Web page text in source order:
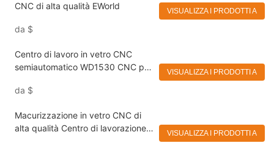
CNC di alta qualità EWorld
da $
VISUALIZZA I PRODOTTI A
Centro di lavoro in vetro CNC
semiautomatico WD1530 CNC per
da $
VISUALIZZA I PRODOTTI A
Macurizzazione in vetro CNC di
alta qualità Centro di lavorazione
VISUALIZZA I PRODOTTI A